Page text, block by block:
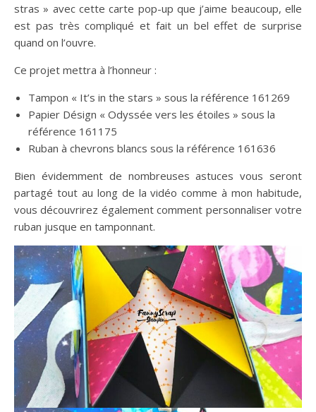
stras » avec cette carte pop-up que j’aime beaucoup, elle
est pas très compliqué et fait un bel effet de surprise
quand on l’ouvre.
Ce projet mettra à l’honneur :
Tampon « It’s in the stars » sous la référence 161269
Papier Désign « Odyssée vers les étoiles » sous la
référence 161175
Ruban à chevrons blancs sous la référence 161636
Bien évidemment de nombreuses astuces vous seront
partagé tout au long de la vidéo comme à mon habitude,
vous découvrirez également comment personnaliser votre
ruban jusque en tamponnant.